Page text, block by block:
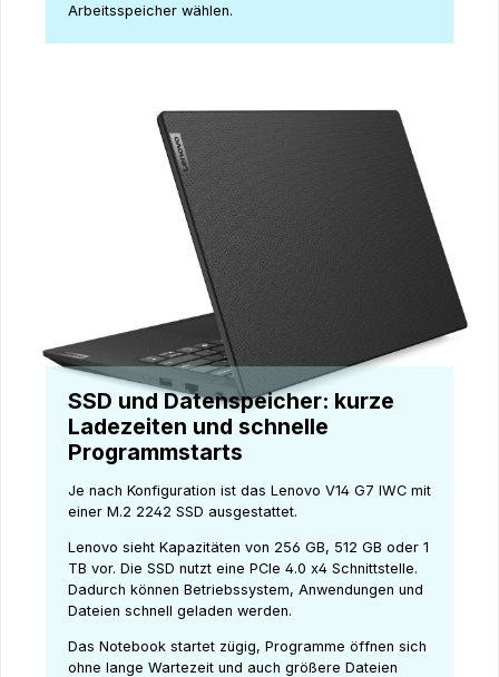
Arbeitsspeicher wählen.
SSD und Datenspeicher: kurze
Ladezeiten und schnelle
Programmstarts
Je nach Konfiguration ist das Lenovo V14 G7 IWC mit
einer M.2 2242 SSD ausgestattet.
Lenovo sieht Kapazitäten von 256 GB, 512 GB oder 1
TB vor. Die SSD nutzt eine PCIe 4.0 x4 Schnittstelle.
Dadurch können Betriebssystem, Anwendungen und
Dateien schnell geladen werden.
Das Notebook startet zügig, Programme öffnen sich
ohne lange Wartezeit und auch größere Dateien